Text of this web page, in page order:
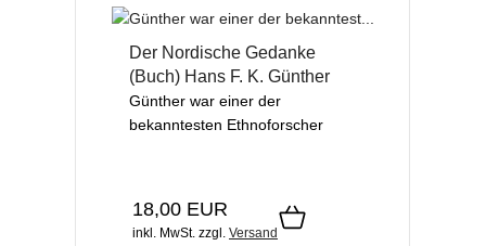
Der Nordische Gedanke
(Buch) Hans F. K. Günther
Günther war einer der
bekanntesten Ethnoforscher
18,00 EUR
inkl. MwSt. zzgl. Versand